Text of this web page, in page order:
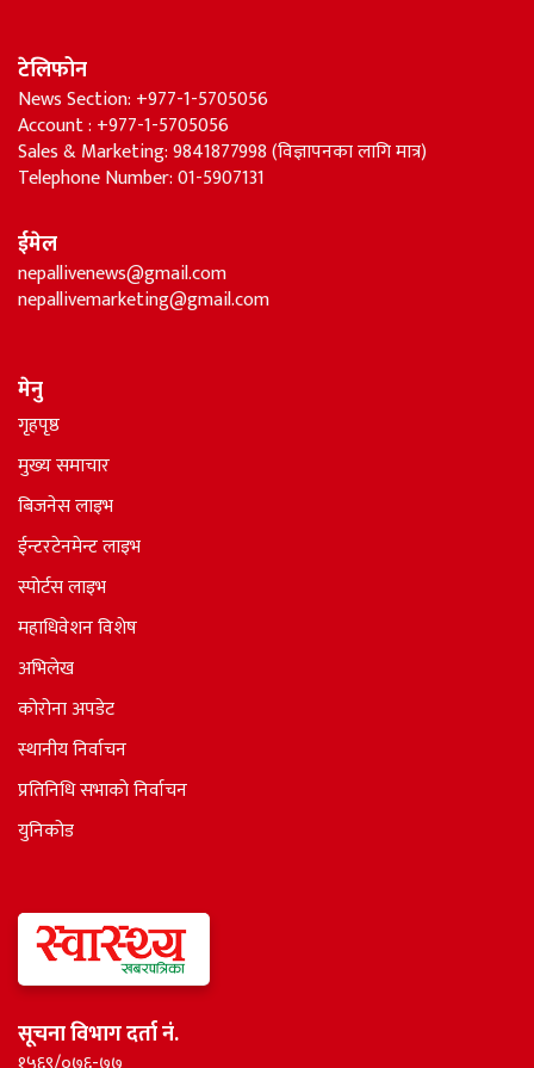
टेलिफोन
News Section: +977-1-5705056
Account : +977-1-5705056
Sales & Marketing: 9841877998 (विज्ञापनका लागि मात्र)
Telephone Number: 01-5907131
ईमेल
nepallivenews@gmail.com
nepallivemarketing@gmail.com
मेनु
गृहपृष्ठ
मुख्य समाचार
बिजनेस लाइभ
ईन्टरटेनमेन्ट लाइभ
स्पोर्टस लाइभ
महाधिवेशन विशेष
अभिलेख
कोरोना अपडेट
स्थानीय निर्वाचन
प्रतिनिधि सभाकाे निर्वाचन
युनिकोड
सूचना विभाग दर्ता नं.